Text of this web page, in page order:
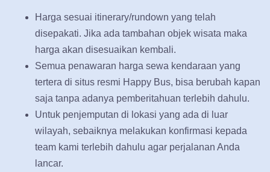
Harga sesuai itinerary/rundown yang telah
disepakati. Jika ada tambahan objek wisata maka
harga akan disesuaikan kembali.
Semua penawaran harga sewa kendaraan yang
tertera di situs resmi Happy Bus, bisa berubah kapan
saja tanpa adanya pemberitahuan terlebih dahulu.
Untuk penjemputan di lokasi yang ada di luar
wilayah, sebaiknya melakukan konfirmasi kepada
team kami terlebih dahulu agar perjalanan Anda
lancar.